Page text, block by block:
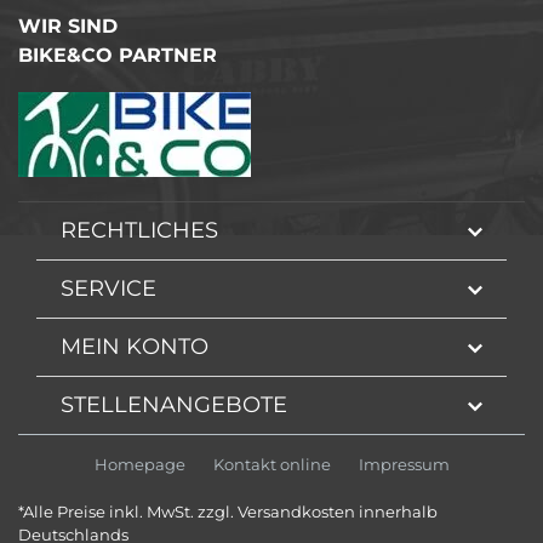
WIR SIND
BIKE&CO PARTNER
RECHTLICHES
SERVICE
MEIN KONTO
STELLENANGEBOTE
Homepage Kontakt online Impressum
*Alle Preise inkl. MwSt. zzgl. Versandkosten innerhalb
Deutschlands